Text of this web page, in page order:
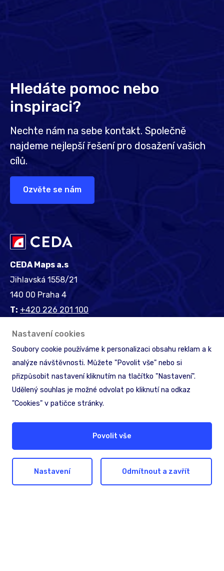
Hledáte pomoc nebo
inspiraci?
Nechte nám na sebe kontakt. Společně
najdeme nejlepší řešení pro dosažení vašich
cílů.
Ozvěte se nám
CEDA Maps a.s
Jihlavská 1558/21
140 00 Praha 4
T: +420 226 201 100
Navigovat
Nastavení cookies
Soubory cookie používáme k personalizaci obsahu reklam a k
analýze návštěvnosti. Můžete "Povolit vše" nebo si
přizpůsobit nastavení kliknutím na tlačítko "Nastavení".
Udělený souhlas je možné odvolat po kliknutí na odkaz
"Cookies" v patičce stránky.
Povolit vše
Nastavení Odmítnout a zavřít